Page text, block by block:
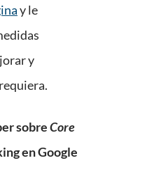
y le
y
sobreCore
en Google